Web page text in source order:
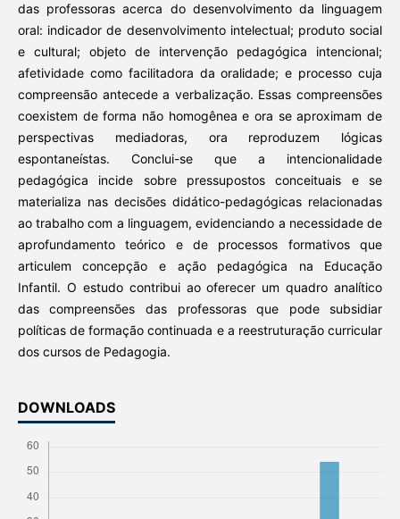
das professoras acerca do desenvolvimento da linguagem
oral: indicador de desenvolvimento intelectual; produto social
e cultural; objeto de intervenção pedagógica intencional;
afetividade como facilitadora da oralidade; e processo cuja
compreensão antecede a verbalização. Essas compreensões
coexistem de forma não homogênea e ora se aproximam de
perspectivas mediadoras, ora reproduzem lógicas
espontaneístas. Conclui-se que a intencionalidade
pedagógica incide sobre pressupostos conceituais e se
materializa nas decisões didático-pedagógicas relacionadas
ao trabalho com a linguagem, evidenciando a necessidade de
aprofundamento teórico e de processos formativos que
articulem concepção e ação pedagógica na Educação
Infantil. O estudo contribui ao oferecer um quadro analítico
das compreensões das professoras que pode subsidiar
políticas de formação continuada e a reestruturação curricular
dos cursos de Pedagogia.
DOWNLOADS